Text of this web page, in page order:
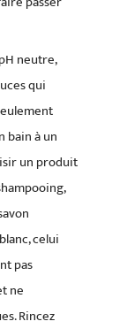
neutre,
qui
bain à un
un produit
celui
pas
ne
Rincez